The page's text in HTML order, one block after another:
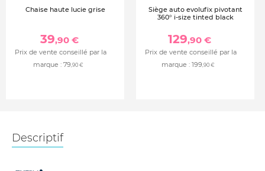
Chaise haute lucie grise
39,90 €
Prix de vente conseillé par la
marque : 79,90 €
Siège auto evolufix pivotant
360° i-size tinted black
129,90 €
Prix de vente conseillé par la
marque : 199,90 €
Descriptif